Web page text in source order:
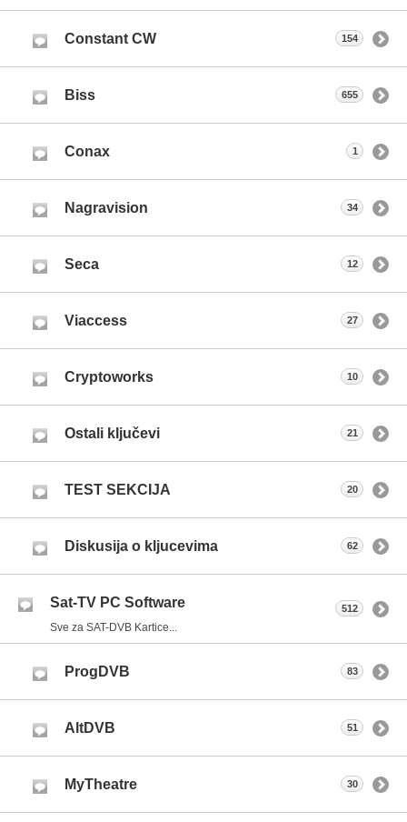
Constant CW 154
Biss 655
Conax 1
Nagravision 34
Seca 12
Viaccess 27
Cryptoworks 10
Ostali ključevi 21
TEST SEKCIJA 20
Diskusija o kljucevima 62
Sat-TV PC Software
Sve za SAT-DVB Kartice...
512
ProgDVB 83
AltDVB 51
MyTheatre 30